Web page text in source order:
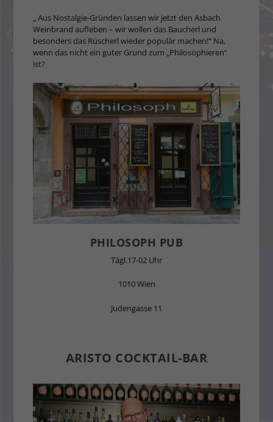
„ Aus Nostalgie-Gründen lassen wir jetzt den Asbach
Weinbrand aufleben – wir wollen das Baucherl und
besonders das Rüscherl wieder populär machen!“ Na,
wenn das nicht ein guter Grund zum „Philosophieren“
ist?
PHILOSOPH PUB
Tägl.17-02 Uhr
1010 Wien
Judengasse 11
ARISTO COCKTAIL-BAR